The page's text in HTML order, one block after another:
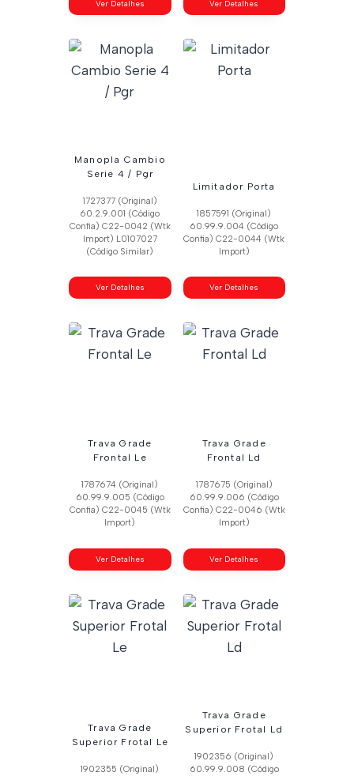
Ver Detalhes Ver Detalhes
Manopla Cambio
Serie 4 / Pgr
1727377 (Original)
60.2.9.001 (Código
Confia) C22-0042 (Wtk
Import) L0107027
(Código Similar)
Ver Detalhes
Limitador Porta
1857591 (Original)
60.99.9.004 (Código
Confia) C22-0044 (Wtk
Import)
Ver Detalhes
Trava Grade
Frontal Le
1787674 (Original)
60.99.9.005 (Código
Confia) C22-0045 (Wtk
Import)
Ver Detalhes
Trava Grade
Frontal Ld
1787675 (Original)
60.99.9.006 (Código
Confia) C22-0046 (Wtk
Import)
Ver Detalhes
Trava Grade
Superior Frotal Le
1902355 (Original)
Trava Grade
Superior Frotal Ld
1902356 (Original)
60.99.9.008 (Código